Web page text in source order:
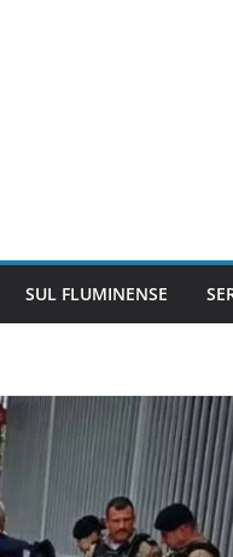
SUL FLUMINENSE